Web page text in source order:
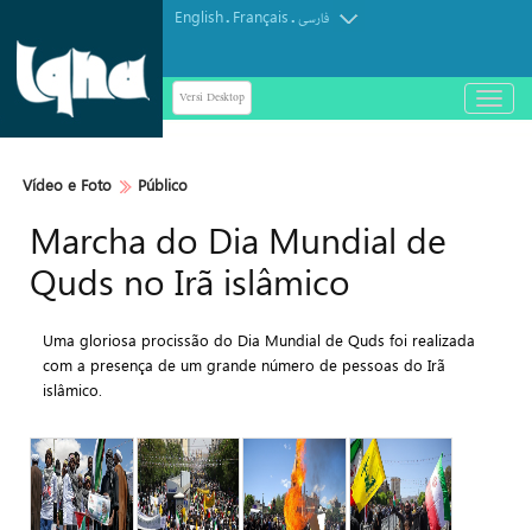
English. Français.فارسی
Versi Desktop
باز
و
Vídeo e Foto Público
Marcha do Dia Mundial de
Quds no Irã islâmico
Uma gloriosa procissão do Dia Mundial de Quds foi realizada
com a presença de um grande número de pessoas do Irã
islâmico.